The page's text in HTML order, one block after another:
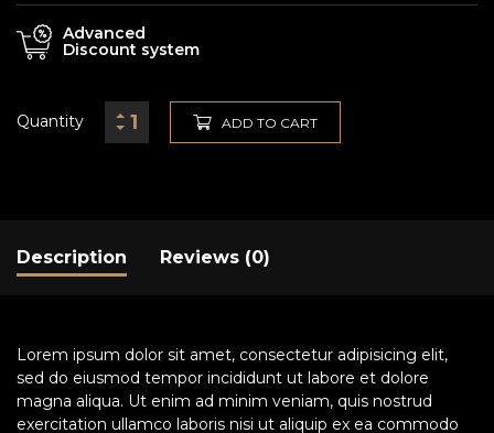
Advanced
Discount system
Quantity ADD TO CART
Description Reviews (0)
Lorem ipsum dolor sit amet, consectetur adipisicing elit,
sed do eiusmod tempor incididunt ut labore et dolore
magna aliqua. Ut enim ad minim veniam, quis nostrud
exercitation ullamco laboris nisi ut aliquip ex ea commodo